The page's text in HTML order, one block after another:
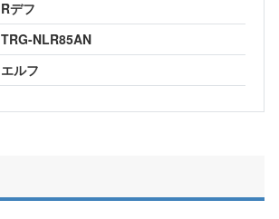
Rデフ
TRG-NLR85AN
エルフ